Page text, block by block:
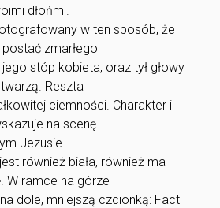
dłońmi.
w ten sposób, że
zmarłego
stóp kobieta, oraz tył głowy
Reszta
ciemności. Charakter i
na scenę
Jezusie.
również biała, również ma
W ramce na górze
dole, mniejszą czcionką: Fact